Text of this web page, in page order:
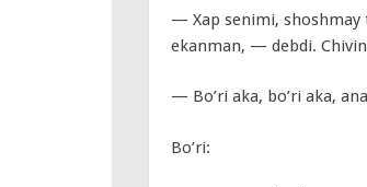
— Xap senimi, shoshmay
ekanman, — debdi.
— Bo’ri aka, bo’ri aka,
Bo’ri: